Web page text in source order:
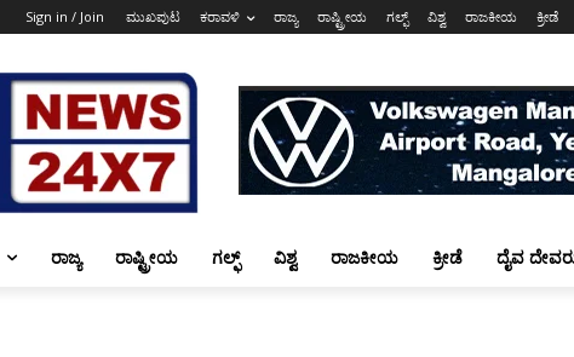
Sign in / Join ಮುಖಪುಟ ಕರಾವಳಿ ರಾಜ್ಯ ರಾಷ್ಟ್ರೀಯ ಗಲ್ಫ್ ವಿಶ್ವ ರಾಜಕೀಯ ಕ್ರೀಡೆ
ರಾಜ್ಯ ರಾಷ್ಟ್ರೀಯ ಗಲ್ಫ್ ವಿಶ್ವ ರಾಜಕೀಯ ಕ್ರೀಡೆ ದೈವ